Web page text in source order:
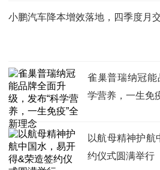
小鹏汽车降本增效落地，四季度月
雀巢普瑞纳冠能
学营养，一生免
以航母精神护
约仪式圆满举行